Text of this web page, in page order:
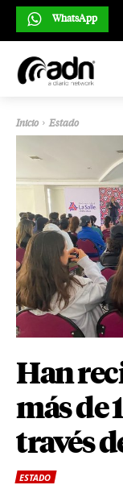
WhatsApp
Inicio Estado
Han
más de
través
ESTADO